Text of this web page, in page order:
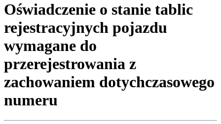
Oświadczenie o stanie tablic
rejestracyjnych pojazdu
wymagane do
przerejestrowania z
zachowaniem dotychczasowego
numeru